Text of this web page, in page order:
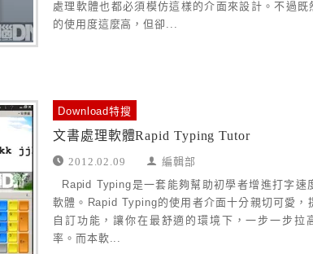
處理軟體也都必須模仿這樣的介面來設計。不過
的使用度這麼高，但卻...
Download特搜
文書處理軟體Rapid Typing Tutor
2012.02.09 編輯部
Rapid Typing是一套能夠幫助初學者增進打字速
軟體。Rapid Typing的使用者介面十分親切可愛，
自訂功能，讓你在最舒適的環境下，一步一步拉
率。而本軟...